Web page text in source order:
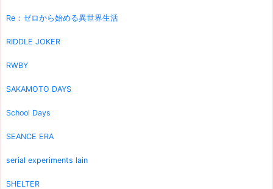
Re：ゼロから始める異世界生活
RIDDLE JOKER
RWBY
SAKAMOTO DAYS
School Days
SEANCE ERA
serial experiments lain
SHELTER